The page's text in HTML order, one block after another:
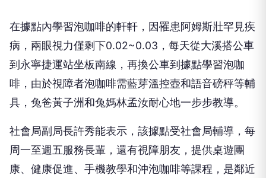
在據點內學習泡咖啡的軒軒，因罹患阿姆斯壯罕見疾
病，兩眼視力僅剩下0.02~0.03，每天從大溪搭公車
到永寧捷運站坐板南線，再換公車到據點學習泡咖
啡，由於視障者泡咖啡需藍芽溫控壺和語音磅秤等輔
具，兔爸黃子洲和兔媽林孟汝耐心地一步步教導。
社會局副局長許秀能表示，該據點受社會局輔導，每
周一至週五服務長輩，還有視障朋友，提供桌遊團
康、健康促進、手機教學和沖泡咖啡等課程，是鄰近